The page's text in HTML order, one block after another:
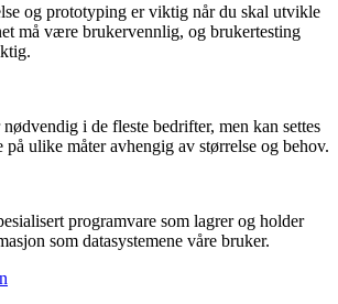
og prototyping er viktig når du skal utvikle
må være brukervennlig, og brukertesting
i de fleste bedrifter, men kan settes
på ulike måter avhengig av størrelse og behov.
programvare som lagrer og holder
som datasystemene våre bruker.